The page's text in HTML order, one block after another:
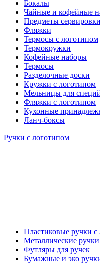
Бокалы
Чайные и кофейные
Предметы сервировки
Фляжки
Термосы с логотипом
Термокружки
Кофейные наборы
Термосы
Разделочные доски
Кружки с логотипом
Мельницы для
Фляжки с логотипом
Кухонные
Ланч-боксы
Ручки с логотипом
Пластиковые ручки с
Металлические
Футляры для ручек
Бумажные и эко